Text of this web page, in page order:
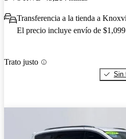
Transferencia a la tienda a
El precio incluye envío de $1,099
Trato justo
Sin